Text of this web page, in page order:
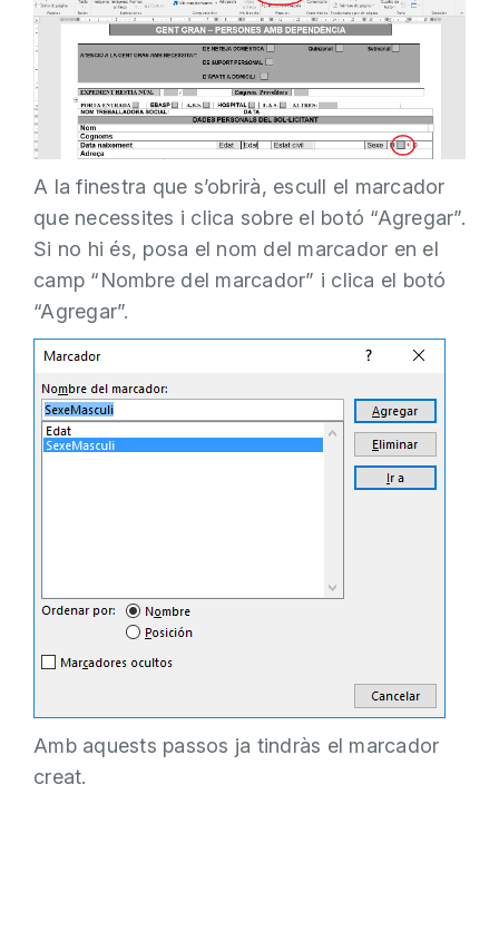
A la finestra que s’obrirà, escull el marcador
que necessites i clica sobre el botó “Agregar”.
Si no hi és, posa el nom del marcador en el
camp “Nombre del marcador” i clica el botó
“Agregar”.
Amb aquests passos ja tindràs el marcador
creat.